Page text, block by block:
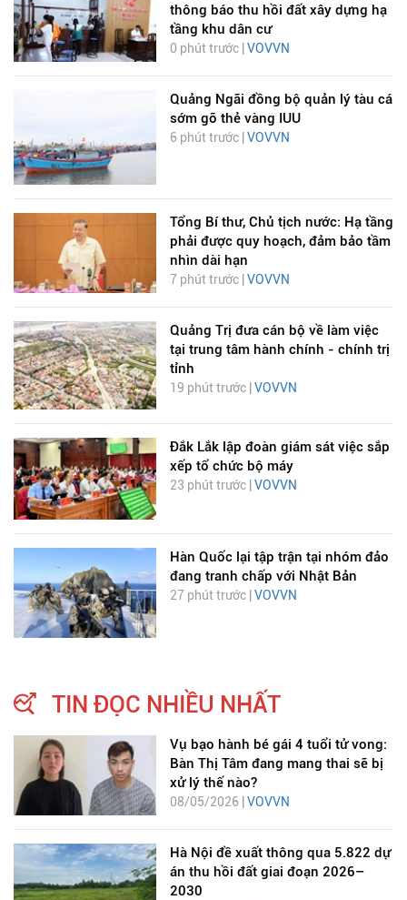
thông báo thu hồi đất xây dựng hạ
tầng khu dân cư
0 phút trước | VOVVN
Quảng Ngãi đồng bộ quản lý tàu cá
sớm gỡ thẻ vàng IUU
6 phút trước | VOVVN
Tổng Bí thư, Chủ tịch nước: Hạ tầng
phải được quy hoạch, đảm bảo tầm
nhìn dài hạn
7 phút trước | VOVVN
Quảng Trị đưa cán bộ về làm việc
tại trung tâm hành chính - chính trị
tỉnh
19 phút trước | VOVVN
Đắk Lắk lập đoàn giám sát việc sắp
xếp tổ chức bộ máy
23 phút trước | VOVVN
Hàn Quốc lại tập trận tại nhóm đảo
đang tranh chấp với Nhật Bản
27 phút trước | VOVVN
TIN ĐỌC NHIỀU NHẤT
Vụ bạo hành bé gái 4 tuổi tử vong:
Bàn Thị Tâm đang mang thai sẽ bị
xử lý thế nào?
08/05/2026 | VOVVN
Hà Nội đề xuất thông qua 5.822 dự
án thu hồi đất giai đoạn 2026–
2030